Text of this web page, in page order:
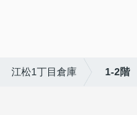
江松1丁目倉庫 1-2階